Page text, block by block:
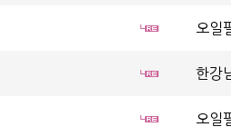
오일
한강
오일